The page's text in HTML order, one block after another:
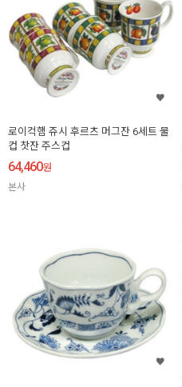
로이컥햄 쥬시 후르츠 머그잔 6세트 물
컵 찻잔 주스컵
64,460원
본사